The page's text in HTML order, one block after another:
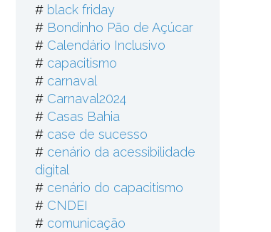
# black friday
# Bondinho Pão de Açúcar
# Calendário Inclusivo
# capacitismo
# carnaval
# Carnaval2024
# Casas Bahia
# case de sucesso
# cenário da acessibilidade
digital
# cenário do capacitismo
# CNDEI
# comunicação